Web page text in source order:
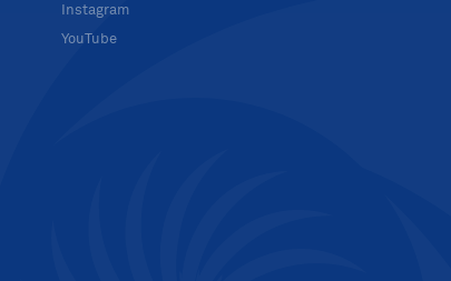
Instagram
YouTube